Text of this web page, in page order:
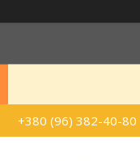
+380 (96) 382-40-80